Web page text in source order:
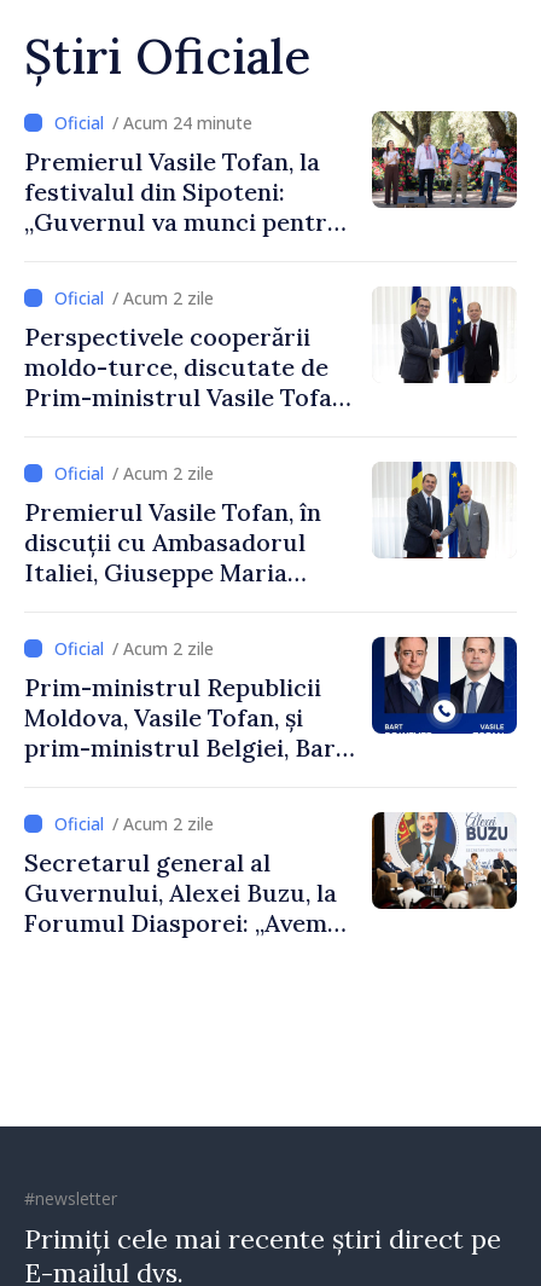
Știri Oficiale
/ Acum 24 minute
Premierul Vasile Tofan, la
festivalul din Sipoteni:
„Guvernul va munci pentru
comunitate și toți
moldovenii să prospere”
/ Acum 2 zile
Perspectivele cooperării
moldo-turce, discutate de
Prim-ministrul Vasile Tofan
Uygar Mustafa Sertel
/ Acum 2 zile
Premierul Vasile Tofan, în
discuții cu Ambasadorul
Italiei, Giuseppe Maria
/ Acum 2 zile
Prim-ministrul Republicii
Moldova, Vasile Tofan, și
prim-ministrul Belgiei, Bart
despre parcursul european
al Republicii Moldova.
/ Acum 2 zile
Secretarul general al
Guvernului, Alexei Buzu, la
Forumul Diasporei: „Avem
#newsletter
Primiți cele mai recente știri direct pe
E-mailul dvs.